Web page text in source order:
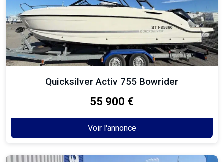
Quicksilver Activ 755 Bowrider
55 900 €
Voir l'annonce